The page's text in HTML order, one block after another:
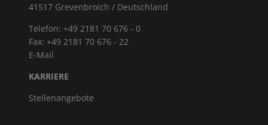
41517 Grevenbroich / Deutschland
Telefon: +49 2181 70 676 - 0
Fax: +49 2181 70 676 - 22
E-Mail
KARRIERE
Stellenangebote